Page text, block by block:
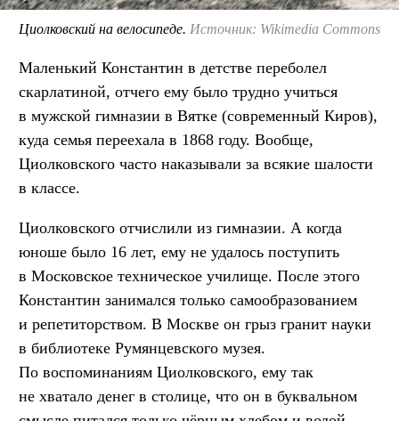
Циолковский на велосипеде. Источник: Wikimedia Commons
Маленький Константин в детстве переболел
скарлатиной, отчего ему было трудно учиться
в мужской гимназии в Вятке (современный Киров),
куда семья переехала в 1868 году. Вообще,
Циолковского часто наказывали за всякие шалости
в классе.
Циолковского отчислили из гимназии. А когда
юноше было 16 лет, ему не удалось поступить
в Московское техническое училище. После этого
Константин занимался только самообразованием
и репетиторством. В Москве он грыз гранит науки
в библиотеке Румянцевского музея.
По воспоминаниям Циолковского, ему так
не хватало денег в столице, что он в буквальном